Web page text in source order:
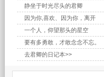
静坐于时光尽头的君卿
因为你,喜欢、因为你，离开​
一个人，仰望那头的星空
要有多勇敢，才敢念念不忘。
去君卿的日记本>>